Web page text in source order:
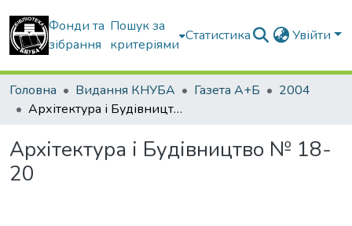
Фонди та
зібрання
Пошук за
критеріями
Статистика Увійти
Головна Видання КНУБА Газета А+Б
2004
Архітектура і Будівництво № 18-20
Архітектура і Будівництво № 18-
20